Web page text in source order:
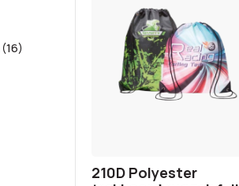
(16)
210D Polyester